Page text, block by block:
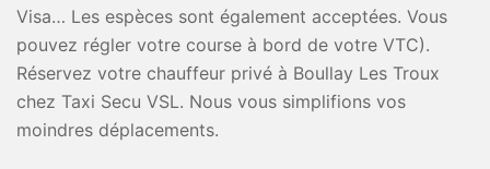
Visa… Les espèces sont également acceptées. Vous
pouvez régler votre course à bord de votre VTC).
Réservez votre chauffeur privé à Boullay Les Troux
chez Taxi Secu VSL. Nous vous simplifions vos
moindres déplacements.